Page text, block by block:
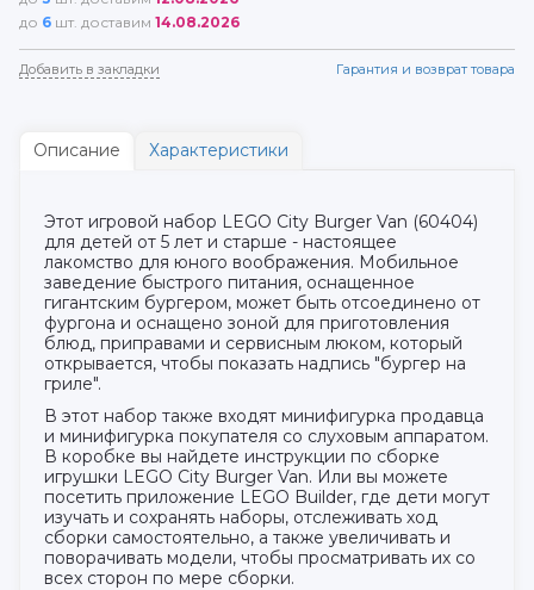
до 6 шт. доставим 14.08.2026
Добавить в закладки Гарантия и возврат товара
Описание Характеристики
Этот игровой набор LEGO City Burger Van (60404)
для детей от 5 лет и старше - настоящее
лакомство для юного воображения. Мобильное
заведение быстрого питания, оснащенное
гигантским бургером, может быть отсоединено от
фургона и оснащено зоной для приготовления
блюд, приправами и сервисным люком, который
открывается, чтобы показать надпись "бургер на
гриле".
В этот набор также входят минифигурка продавца
и минифигурка покупателя со слуховым аппаратом.
В коробке вы найдете инструкции по сборке
игрушки LEGO City Burger Van. Или вы можете
посетить приложение LEGO Builder, где дети могут
изучать и сохранять наборы, отслеживать ход
сборки самостоятельно, а также увеличивать и
поворачивать модели, чтобы просматривать их со
всех сторон по мере сборки.